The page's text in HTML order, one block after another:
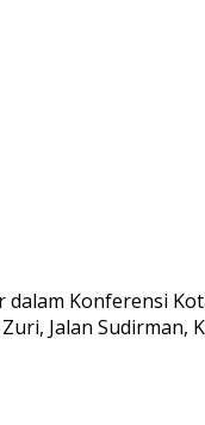
Konferensi
Jalan